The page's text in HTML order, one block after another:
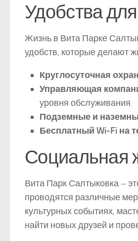
Удобства
Жизнь в Вита Парке
удобств, которые делают
Круглосуточная
Управляющая
уровня обслуживания.
Подземные и
Бесплатный Wi-Fi на
Социальная
Вита Парк Салтыковка –
проводятся различные
культурных событиях,
найти новых друзей и